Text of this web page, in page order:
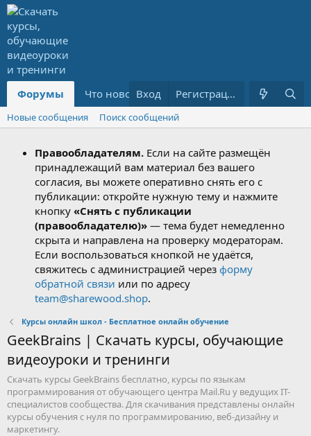
Форумы Что нового? Ресурсы PREMIUM
Вход Регистрация
Новые сообщения Поиск сообщений
Правообладателям. Если на сайте размещён
принадлежащий вам материал без вашего
согласия, вы можете оперативно снять его с
публикации: откройте нужную тему и нажмите
кнопку «Снять с публикации
(правообладателю)» — тема будет немедленно
скрыта и направлена на проверку модераторам.
Если воспользоваться кнопкой не удаётся,
свяжитесь с администрацией через форму
обратной связи или по адресу
team@sharewood.shop.
Курсы онлайн школ - Бесплатное онлайн обучение
GeekBrains | Скачать курсы, обучающие
видеоуроки и тренинги
Скачать курсы GeekBrains бесплатно, курсы по языкам
программирования от обучающего центра Mail.Ru у ведущих IT-
специалистов сообщества. Для скачивания представлены онлайн
курсы обучения с нуля по программированию, веб-дизайну и
маркетингу.